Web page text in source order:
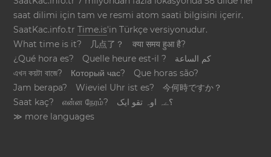
saat dilimi için tam ve resmi atom saati bilgisini içerir.
SaatKac.info.trTime.is'in Türkçe versiyonudur.
What time is it?
几点了？
क्या समय हुआ है?
¿Qué hora es?
Quelle heure est-il ?
كم الساعة
এখন কয়টা বাজে?
Который час?
Que horas são?
Jam berapa?
Wieviel Uhr ist es?
今何時ですか？
Saat kaç?
என்ன நேரம்?
؟ےہ اوہ تقو ایک
≫ more languages